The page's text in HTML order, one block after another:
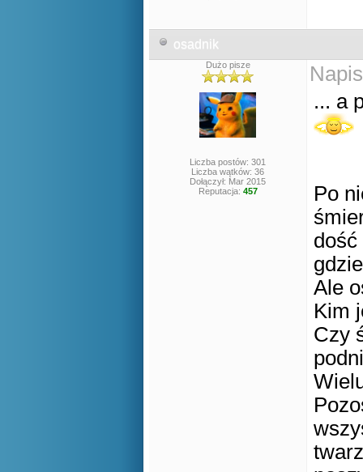
osadnik
Dużo pisze
Liczba postów: 301
Liczba wątków: 36
Dołączył: Mar 2015
Reputacja: 457
... a
Po
dość
Ale
Kim
Czy